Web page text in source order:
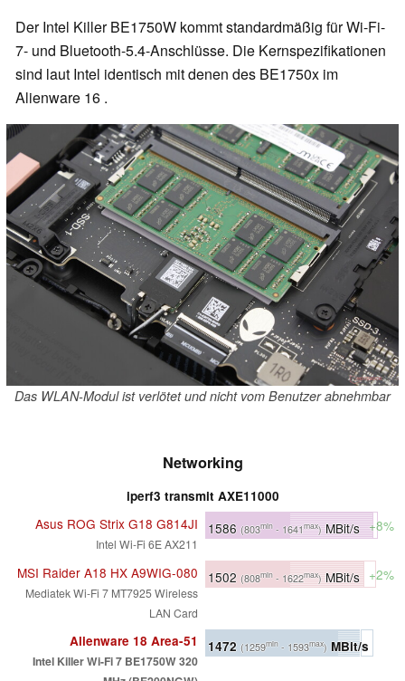
Der Intel Killer BE1750W kommt standardmäßig für Wi-Fi-
7- und Bluetooth-5.4-Anschlüsse. Die Kernspezifikationen
sind laut Intel identisch mit denen des BE1750x im
Alienware 16 .
Das WLAN-Modul ist verlötet und nicht vom Benutzer abnehmbar
Networking
iperf3 transmit AXE11000
Asus ROG Strix G18 G814JI
Intel Wi-Fi 6E AX211
1586 (803min - 1641max)MBit/s +8%
MSI Raider A18 HX A9WIG-080
Mediatek Wi-Fi 7 MT7925 Wireless
LAN Card
1502 (808min - 1622max) MBit/s +2%
Alienware 18 Area-51
Intel Killer Wi-Fi 7 BE1750W 320
1472 (1259min - 1593max) MBit/s